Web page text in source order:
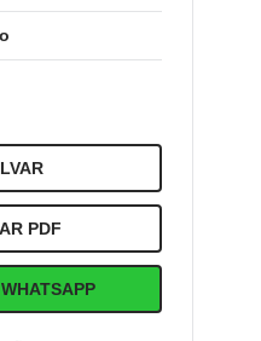
PDF